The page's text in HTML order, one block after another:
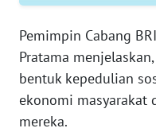
Pemimpin Cabang
Pratama
bentuk kepedulian
ekonomi masyarakat
mereka.
WN
SULTRA
NTB